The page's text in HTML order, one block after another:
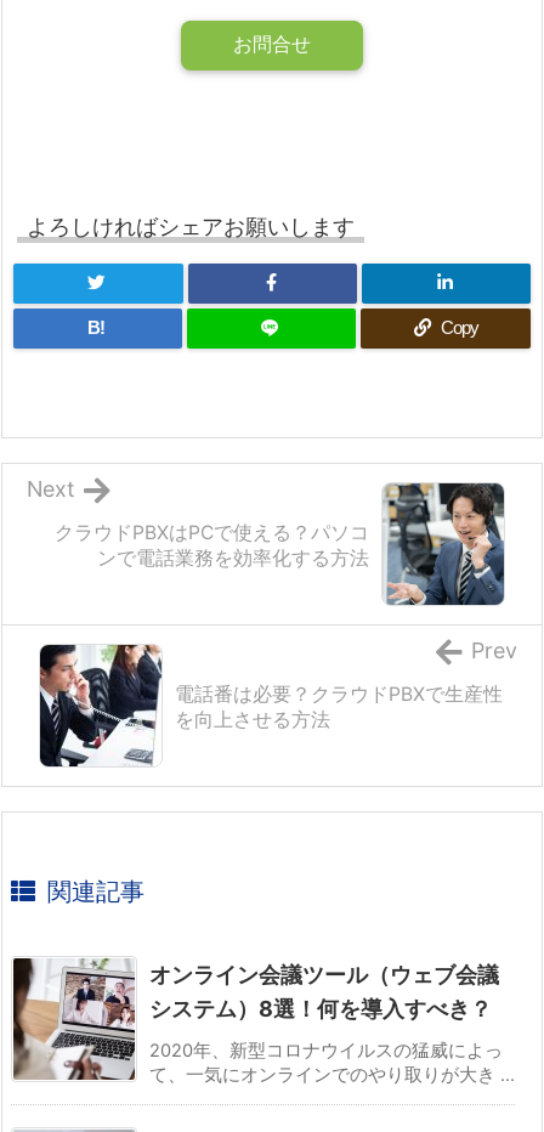
お問合せ
よろしければシェアお願いします
B! Copy
クラウドPBXはPCで使える？パソコ
ンで電話業務を効率化する方法
Next
電話番は必要？クラウドPBXで生産性
を向上させる方法
Prev
関連記事
オンライン会議ツール（ウェブ会議
システム）8選！何を導入すべき？
2020年、新型コロナウイルスの猛威によっ
て、一気にオンラインでのやり取りが大き ...